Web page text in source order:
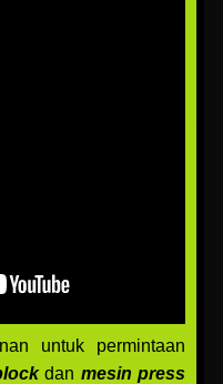
untuk permintaan
dan mesin press